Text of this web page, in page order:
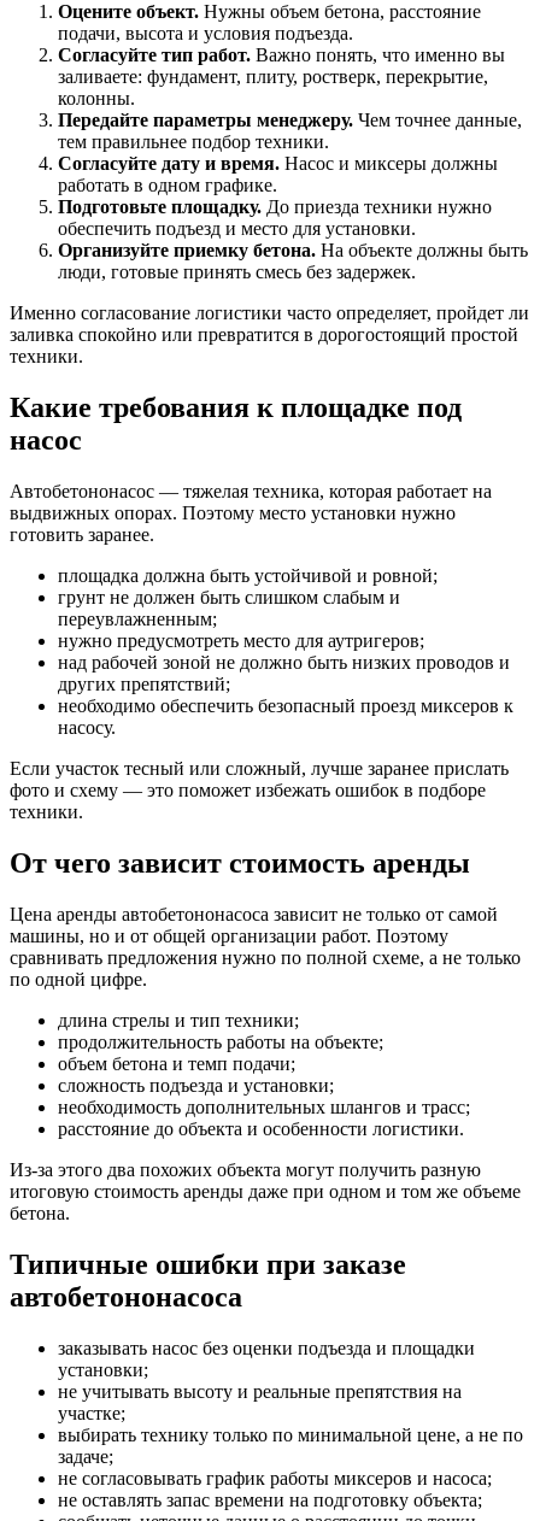
Оцените объект. Нужны объем бетона, расстояние
подачи, высота и условия подъезда.
Согласуйте тип работ. Важно понять, что именно вы
заливаете: фундамент, плиту, ростверк, перекрытие,
колонны.
Передайте параметры менеджеру. Чем точнее данные,
тем правильнее подбор техники.
Согласуйте дату и время. Насос и миксеры должны
работать в одном графике.
Подготовьте площадку. До приезда техники нужно
обеспечить подъезд и место для установки.
Организуйте приемку бетона. На объекте должны быть
люди, готовые принять смесь без задержек.
Именно согласование логистики часто определяет, пройдет ли
заливка спокойно или превратится в дорогостоящий простой
техники.
Какие требования к площадке под
насос
Автобетононасос — тяжелая техника, которая работает на
выдвижных опорах. Поэтому место установки нужно
готовить заранее.
площадка должна быть устойчивой и ровной;
грунт не должен быть слишком слабым и
переувлажненным;
нужно предусмотреть место для аутригеров;
над рабочей зоной не должно быть низких проводов и
других препятствий;
необходимо обеспечить безопасный проезд миксеров к
насосу.
Если участок тесный или сложный, лучше заранее прислать
фото и схему — это поможет избежать ошибок в подборе
техники.
От чего зависит стоимость аренды
Цена аренды автобетононасоса зависит не только от самой
машины, но и от общей организации работ. Поэтому
сравнивать предложения нужно по полной схеме, а не только
по одной цифре.
длина стрелы и тип техники;
продолжительность работы на объекте;
объем бетона и темп подачи;
сложность подъезда и установки;
необходимость дополнительных шлангов и трасс;
расстояние до объекта и особенности логистики.
Из-за этого два похожих объекта могут получить разную
итоговую стоимость аренды даже при одном и том же объеме
бетона.
Типичные ошибки при заказе
автобетононасоса
заказывать насос без оценки подъезда и площадки
установки;
не учитывать высоту и реальные препятствия на
участке;
выбирать технику только по минимальной цене, а не по
задаче;
не согласовывать график работы миксеров и насоса;
не оставлять запас времени на подготовку объекта;